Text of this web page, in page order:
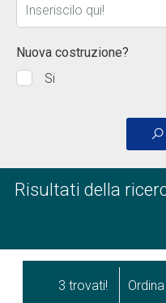
Nuova costruzione?
Si
Risultati della
3 trovati!